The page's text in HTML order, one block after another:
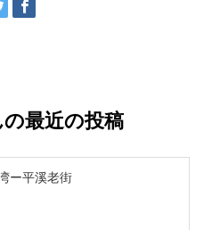
最近の投稿
ー平溪老街